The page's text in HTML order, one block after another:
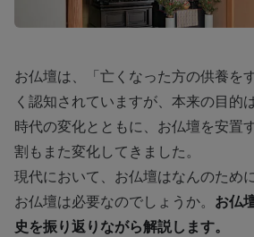
お仏壇は、「亡くなった方の供養を
く認知されていますが、本来の目的
時代の変化とともに、お仏壇を安置
割もまた変化してきました。
現代において、お仏壇はなんのため
お仏壇は必要なのでしょうか。 お仏
史を振り返りながら解説します。